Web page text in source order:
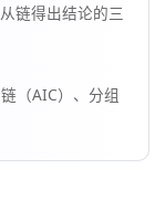
链得出结论的三
（AIC）、分组